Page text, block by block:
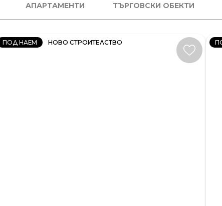
АПАРТАМЕНТИ ТЪРГОВСКИ ОБЕКТИ
ПОД НАЕМ НОВО СТРОИТЕЛСТВО
34406